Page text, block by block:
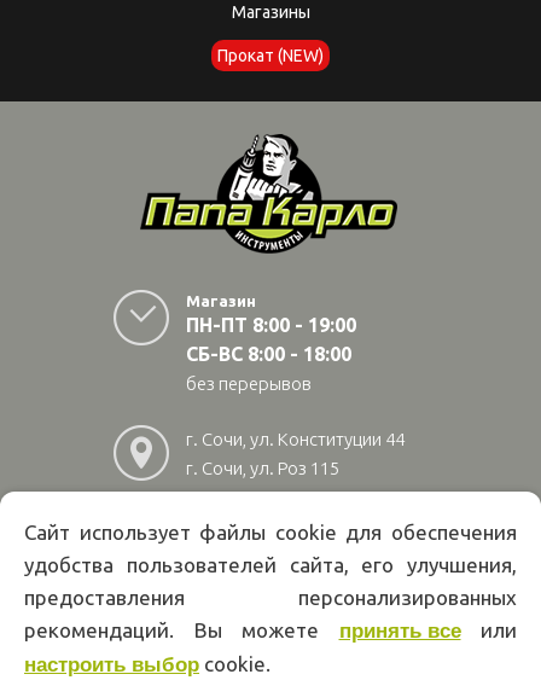
Магазины
Прокат (NEW)
Магазин
ПН-ПТ 8:00 - 19:00
СБ-ВС 8:00 - 18:00
без перерывов
г. Сочи, ул. Конституции 44
г. Сочи, ул. Роз 115
г. Адлер, ул Авиационная
28/10
222 02 01
офертой. Указанные цены действуют только при оформлении заказа
через интернет-магазин papakarlotools.ru.
Сайт использует файлы cookie для обеспечения
удобства пользователей сайта, его улучшения,
предоставления персонализированных
рекомендаций. Вы можете принять всеили
настроить выбор cookie.